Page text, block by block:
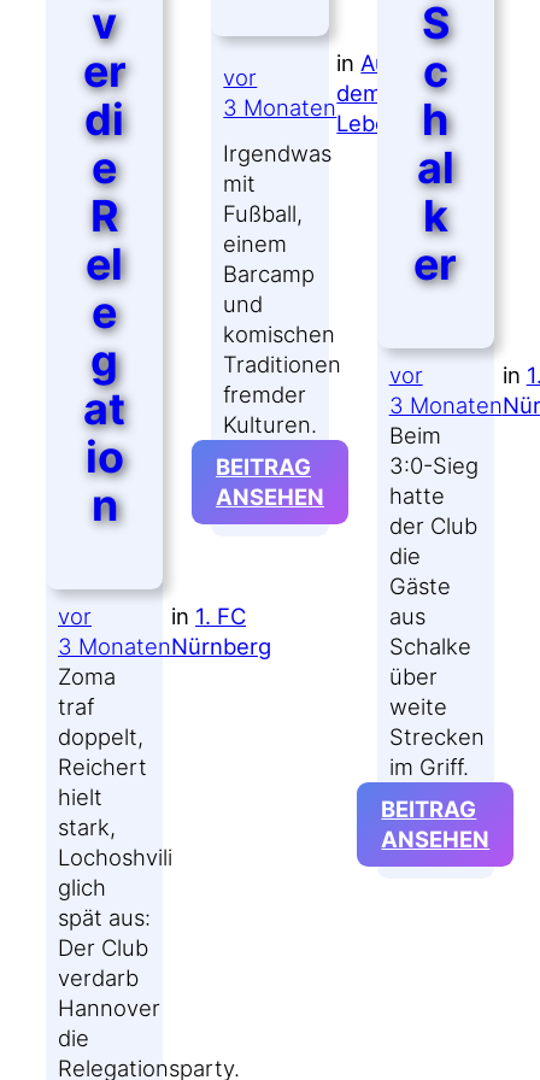
v
er
di
e
R
el
e
g
at
io
n
vor
3 Monaten
in 1. FC
Nürnberg
Zoma
traf
doppelt,
Reichert
hielt
stark,
Lochoshvili
glich
spät aus:
Der Club
verdarb
Hannover
die
Relegationsparty.
vor
3 Monaten
in Aus
dem
Leben
Irgendwas
mit
Fußball,
einem
Barcamp
und
komischen
Traditionen
fremder
Kulturen.
BEITRAG
ANSEHEN
APRIL
FUSSBALL U
AUTGEBÜHREN
S
c
h
al
k
er
vor
3 Monaten
in
Beim
3:0-Sieg
hatte
der Club
die
Gäste
aus
Schalke
über
weite
Strecken
im Griff.
BEITRAG
ANSEHEN